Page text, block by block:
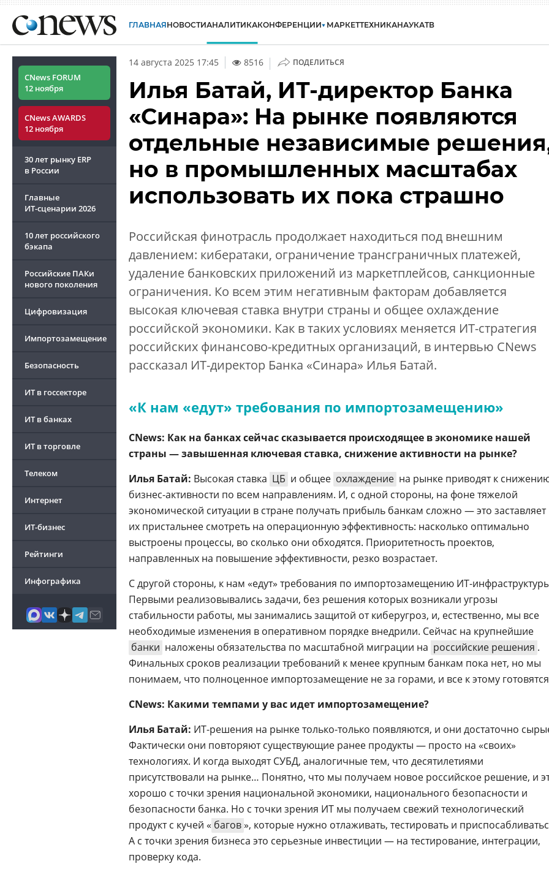
ГЛАВНАЯНОВОСТИАНАЛИТИКАКОНФЕРЕНЦИИ МАРКЕТТЕХНИКАНАУКАТВ
CNews FORUM
12 ноября
CNews AWARDS
12 ноября
30 лет рынку ERP
в России
Главные
ИТ-сценарии 2026
10 лет российского
бэкапа
Российские ПАКи
нового поколения
Цифровизация
Импортозамещение
Безопасность
ИТ в госсекторе
ИТ в банках
ИТ в торговле
Телеком
Интернет
ИТ-бизнес
Рейтинги
Инфографика
14 августа 2025 17:45 8516 | ПОДЕЛИТЬСЯ
Илья Батай, ИТ-директор Банка
«Синара»: На рынке появляются
отдельные независимые
но в промышленных масштабах
использовать их пока страшно
Российская финотрасль продолжает находиться под внешним
давлением: кибератаки, ограничение трансграничных платежей,
удаление банковских приложений из маркетплейсов, санкционные
ограничения. Ко всем этим негативным факторам добавляется
высокая ключевая ставка внутри страны и общее охлаждение
российской экономики. Как в таких условиях меняется ИТ-стратегия
российских финансово-кредитных организаций, в интервью CNews
рассказал ИТ-директор Банка «Синара» Илья Батай.
«К нам «едут» требования по импортозамещению»
CNews: Как на банках сейчас сказывается происходящее в экономике нашей
страны — завышенная ключевая ставка, снижение активности на рынке?
Илья Батай: Высокая ставка ЦБ и общее охлаждение на рынке приводят к
бизнес-активности по всем направлениям. И, с одной стороны, на фоне тяжелой
экономической ситуации в стране получать прибыль банкам сложно — это заставляет
их пристальнее смотреть на операционную эффективность: насколько оптимально
выстроены процессы, во сколько они обходятся. Приоритетность проектов,
направленных на повышение эффективности, резко возрастает.
С другой стороны, к нам «едут» требования по импортозамещению ИТ-
Первыми реализовывались задачи, без решения которых возникали угрозы
стабильности работы, мы занимались защитой от киберугроз, и, естественно, мы все
необходимые изменения в оперативном порядке внедрили. Сейчас на крупнейшие
банки наложены обязательства по масштабной миграции на российские решения .
Финальных сроков реализации требований к менее крупным банкам пока нет, но мы
понимаем, что полноценное импортозамещение не за горами, и все к этому
CNews: Какими темпами у вас идет импортозамещение?
Илья Батай: ИТ-решения на рынке только-только появляются, и они достаточно
Фактически они повторяют существующие ранее продукты — просто на «своих»
технологиях. И когда выходят СУБД, аналогичные тем, что десятилетиями
присутствовали на рынке… Понятно, что мы получаем новое российское решение, и
хорошо с точки зрения национальной экономики, национального безопасности и
безопасности банка. Но с точки зрения ИТ мы получаем свежий технологический
продукт с кучей « багов», которые нужно отлаживать, тестировать и
А с точки зрения бизнеса это серьезные инвестиции — на тестирование, интеграции,
проверку кода.